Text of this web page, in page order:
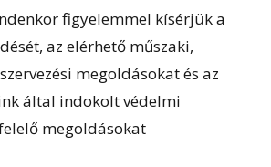
figyelemmel kísérjük a
az elérhető műszaki,
megoldásokat és az
által indokolt védelmi
megoldásokat